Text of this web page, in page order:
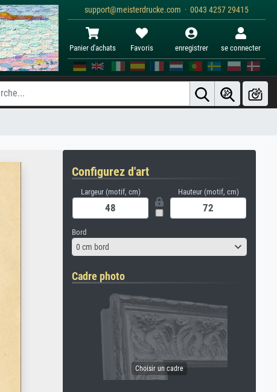
support@meisterdrucke.com · 0043 4257 29415
Panier d'achats Favoris enregistrer se connecter
Configurez d'art
Largeur (motif, cm) Hauteur (motif, cm)
Bord
0 cm bord
Cadre photo